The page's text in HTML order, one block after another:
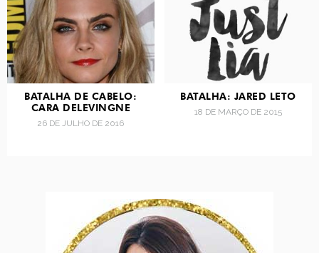
BATALHA DE CABELO:
CARA DELEVINGNE
26 DE JULHO DE 2016
BATALHA: JARED LETO
18 DE MARÇO DE 2015